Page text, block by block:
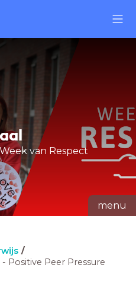
van Respect
menu
Positive Peer Pressure